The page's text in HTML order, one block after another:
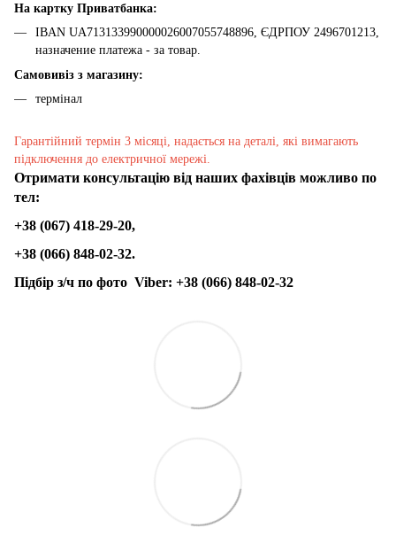
На картку Приватбанка:
IBAN UA713133990000026007055748896, ЄДРПОУ 2496701213,
назначение платежа - за товар.
Самовивіз з магазину:
термінал
Гарантійний термін 3 місяці, надається на деталі, які вимагають
підключення до електричної мережі.
Отримати консультацію від наших фахівців можливо по
тел:
+38 (067) 418-29-20,
+38 (066) 848-02-32.
Підбір з/ч по фото Viber: +38 (066) 848-02-32